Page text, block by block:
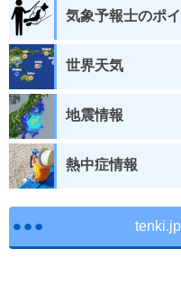
気象予報士のポ
世界天気
地震情報
熱中症情報